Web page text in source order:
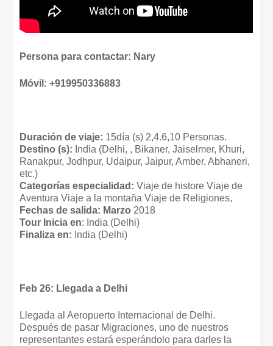
Persona para contactar: Nary
Móvil: +919950336883
Duración de viaje: 15día (s) 2,4.6,10 Personas.
Destino (s): India (Delhi, , Bikaner, Jaiselmer, Khuri,
Ranakpur, Jodhpur, Udaipur, Jaipur, Amber, Abhaneri,
etc.)
Categorías especialidad:Viaje de histore Viaje de
Aventura Viaje a la montaña Viaje de Religiones,
Fechas de salida: Marzo 2018
Tour Inicia en: India (Delhi)
Finaliza en: India (Delhi)
Feb 26: Llegada a Delhi
Llegada al Aeropuerto Internacional de Delhi.
Después de pasar Migraciones, uno de nuestros
representantes estará esperándolo para darles la